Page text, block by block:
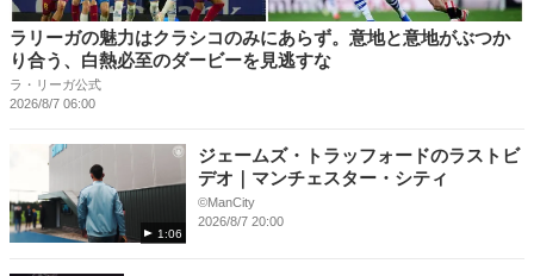
ラリーガの魅力はクラシコのみにあらず。意地と意地がぶつか
り合う、白熱必至のダービーを見逃すな
ラ・リーガ公式
2026/8/7 06:00
1:06
ジェームズ・トラッフォードのラストビ
デオ｜マンチェスター・シティ
©ManCity
2026/8/7 20:00